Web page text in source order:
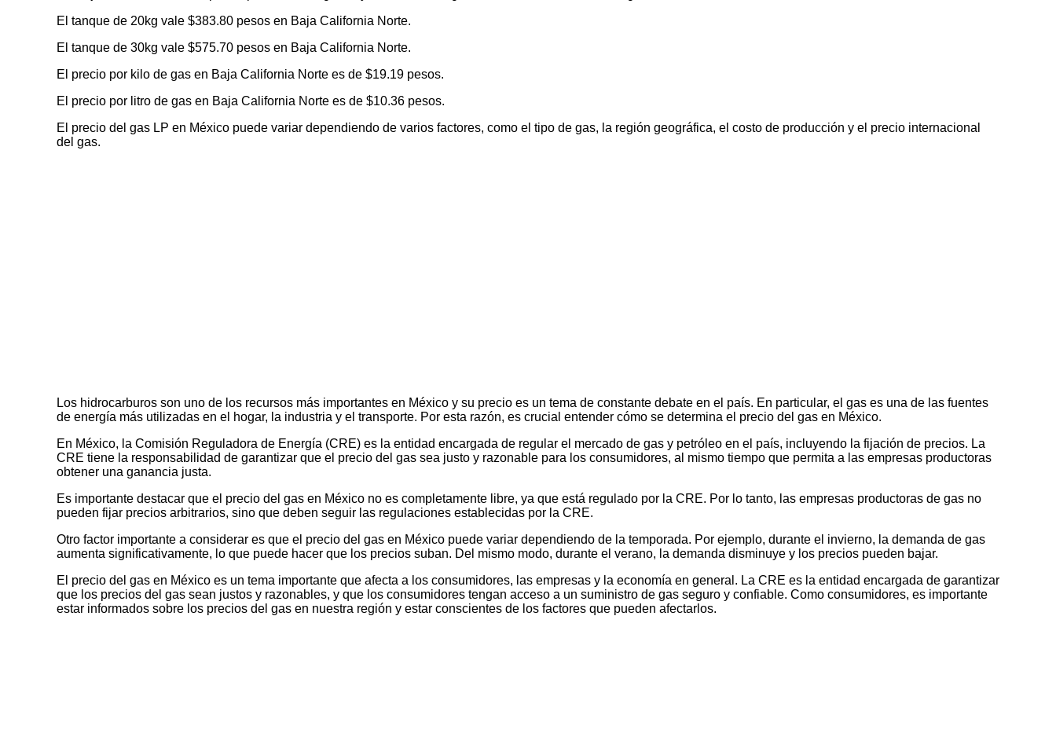
El tanque de 20kg vale $383.80 pesos en Baja California Norte.
El tanque de 30kg vale $575.70 pesos en Baja California Norte.
El precio por kilo de gas en Baja California Norte es de $19.19 pesos.
El precio por litro de gas en Baja California Norte es de $10.36 pesos.
El precio del gas LP en México puede variar dependiendo de varios factores, como el tipo de gas, la región geográfica, el costo de producción y el precio internacional
del gas.
Los hidrocarburos son uno de los recursos más importantes en México y su precio es un tema de constante debate en el país. En particular, el gas es una de las fuentes
de energía más utilizadas en el hogar, la industria y el transporte. Por esta razón, es crucial entender cómo se determina el precio del gas en México.
En México, la Comisión Reguladora de Energía (CRE) es la entidad encargada de regular el mercado de gas y petróleo en el país, incluyendo la fijación de precios. La
CRE tiene la responsabilidad de garantizar que el precio del gas sea justo y razonable para los consumidores, al mismo tiempo que permita a las empresas productoras
obtener una ganancia justa.
Es importante destacar que el precio del gas en México no es completamente libre, ya que está regulado por la CRE. Por lo tanto, las empresas productoras de gas no
pueden fijar precios arbitrarios, sino que deben seguir las regulaciones establecidas por la CRE.
Otro factor importante a considerar es que el precio del gas en México puede variar dependiendo de la temporada. Por ejemplo, durante el invierno, la demanda de gas
aumenta significativamente, lo que puede hacer que los precios suban. Del mismo modo, durante el verano, la demanda disminuye y los precios pueden bajar.
El precio del gas en México es un tema importante que afecta a los consumidores, las empresas y la economía en general. La CRE es la entidad encargada de garantizar
que los precios del gas sean justos y razonables, y que los consumidores tengan acceso a un suministro de gas seguro y confiable. Como consumidores, es importante
estar informados sobre los precios del gas en nuestra región y estar conscientes de los factores que pueden afectarlos.